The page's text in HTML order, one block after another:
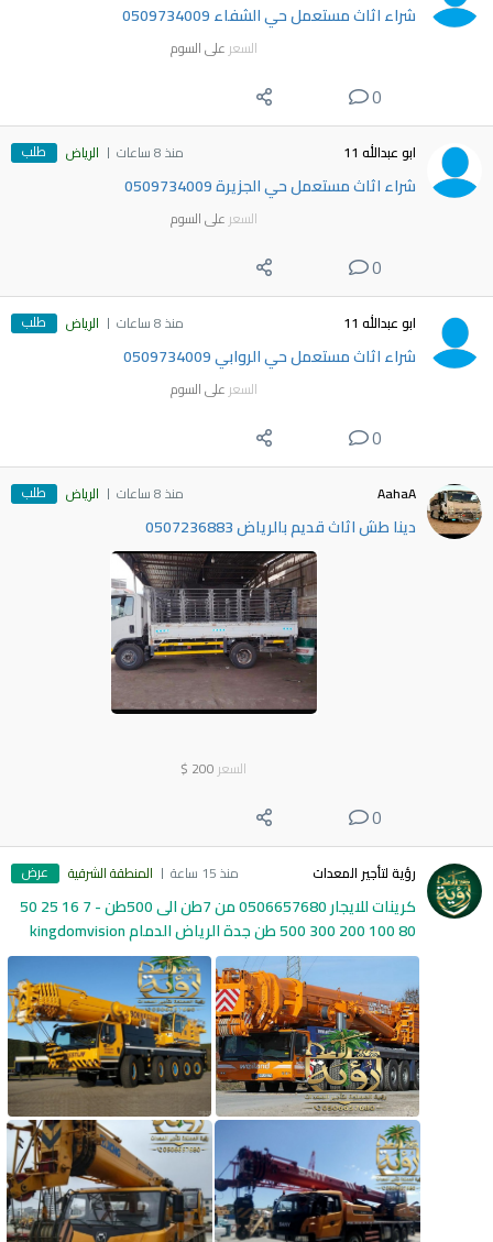
شراء اثاث مستعمل حي الشفاء 0509734009
السعر على السوم
0
ابو عبدالله 11 منذ 8 ساعات الرياض طلب
شراء اثاث مستعمل حي الجزيرة 0509734009
السعر على السوم
0
ابو عبدالله 11 منذ 8 ساعات الرياض طلب
شراء اثاث مستعمل حي الروابي 0509734009
السعر على السوم
0
AahaA منذ 8 ساعات الرياض طلب
دينا طش اثاث قديم بالرياض 0507236883
السعر 200
$
0
رؤية لتأجير المعدات منذ 15 ساعة المنطقة الشرقية عرض
كرينات للايجار 0506657680 من 7طن الى 500طن - 7 16 25 50
80 100 200 300 500 طن جدة الرياض الدمام kingdomvision